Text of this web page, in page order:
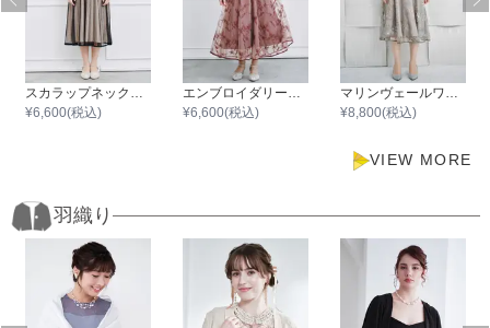
スカラップネックレースブラウスワンピース
¥6,600(税込)
エンブロイダリーワンピース
¥6,600(税込)
マリンヴェールワンピース
¥8,800(税込)
VIEW MORE
羽織り